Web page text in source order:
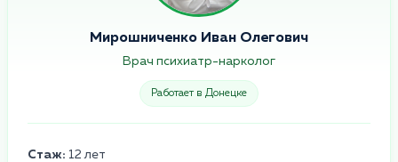
Мирошниченко Иван Олегович
Врач психиатр-нарколог
Работает в Донецке
Стаж: 12 лет